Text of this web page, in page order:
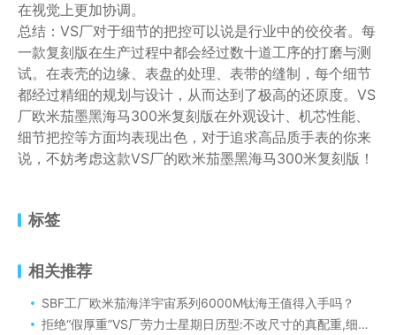
在视觉上更加协调。
总结：VS厂对于细节的把控可以说是行业中的佼佼者。每
一款复刻版在生产过程中都会经过数十道工序的打磨与测
试。在表壳的边缘、表盘的处理、表带的缝制，每个细节
都经过精细的规划与设计，从而达到了极高的还原度。VS
厂欧米茄墨黑海马300米复刻版在外观设计、机芯性能、
细节把控等方面均表现出色，对于追求高品质手表的你来
说，不妨考虑这款VS厂的欧米茄墨黑海马300米复刻版！
标签
相关推荐
SBF工厂欧米茄海洋宇宙系列6000M钛海王值得入手吗？
拒绝“假厚重”VS厂劳力士星期日历型:不改尺寸的真配重,细节1:1复刻原版